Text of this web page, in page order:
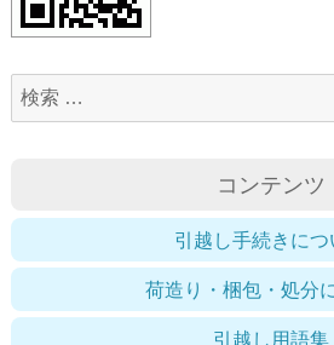
検
索
コンテンツ
引越し手続きにつ
荷造り・梱包・処分
引越し用語集